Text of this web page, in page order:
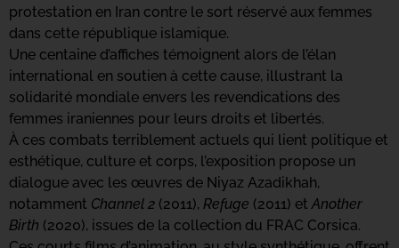
protestation en Iran contre le sort réservé aux femmes
dans cette république islamique.
Une centaine d’affiches témoignent alors de l’élan
international en soutien à cette cause, illustrant la
solidarité mondiale envers les revendications des
femmes iraniennes pour leurs droits et libertés.
À ces combats terriblement actuels qui lient politique et
esthétique, culture et corps, l’exposition propose un
dialogue avec les œuvres de Niyaz Azadikhah,
notamment Channel 2 (2011), Refuge (2011) etAnother
Birth (2020), issues de la collection du FRAC Corsica.